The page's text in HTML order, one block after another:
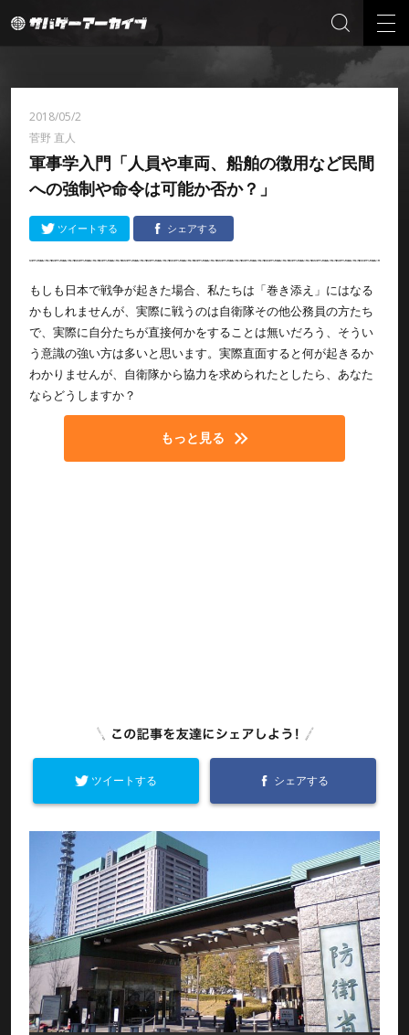
2018/05/2
菅野 直人
軍事学入門「人員や車両、船舶の徴用など民間
への強制や命令は可能か否か？」
ツイートする シェアする
もしも日本で戦争が起きた場合、私たちは「巻き添え」にはなる
かもしれませんが、実際に戦うのは自衛隊その他公務員の方たち
で、実際に自分たちが直接何かをすることは無いだろう、そうい
う意識の強い方は多いと思います。実際直面すると何が起きるか
わかりませんが、自衛隊から協力を求められたとしたら、あなた
ならどうしますか？
もっと見る
ツイートする シェアする